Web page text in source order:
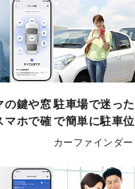
の鍵や窓
マホで確
駐車場で迷っ
で簡単に駐車
カーファインダー